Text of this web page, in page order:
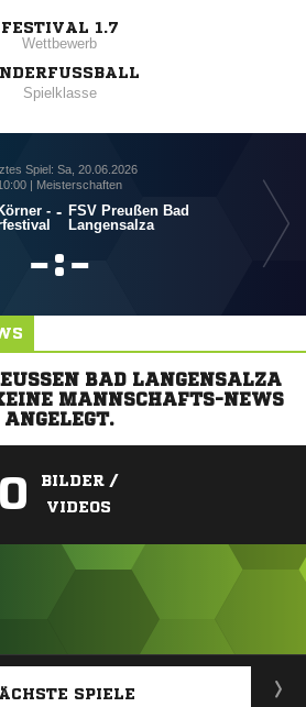
FESTIVAL 1.7
Wettbewerb
Spielklasse
Spiel: Sa, 20.06.2026
| Meisterschaften
- - FSV Preußen Bad
Langensalza
:
SC
BAD LANGENSALZA W
MANNSCHAFTS-NEWS A
NGELEGT.
0
BILDER /
VIDEOS
ANZEIGE
SPIELE